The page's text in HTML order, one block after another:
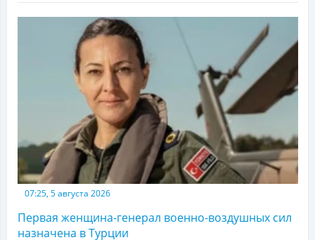
07:25, 5 августа 2026
Первая женщина-генерал военно-воздушных сил
назначена в Турции